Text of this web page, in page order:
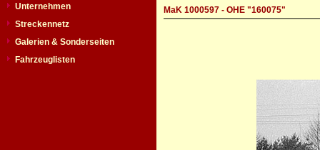
Unternehmen
Streckennetz
Galerien & Sonderseiten
Fahrzeuglisten
MaK 1000597 - OHE "160075"